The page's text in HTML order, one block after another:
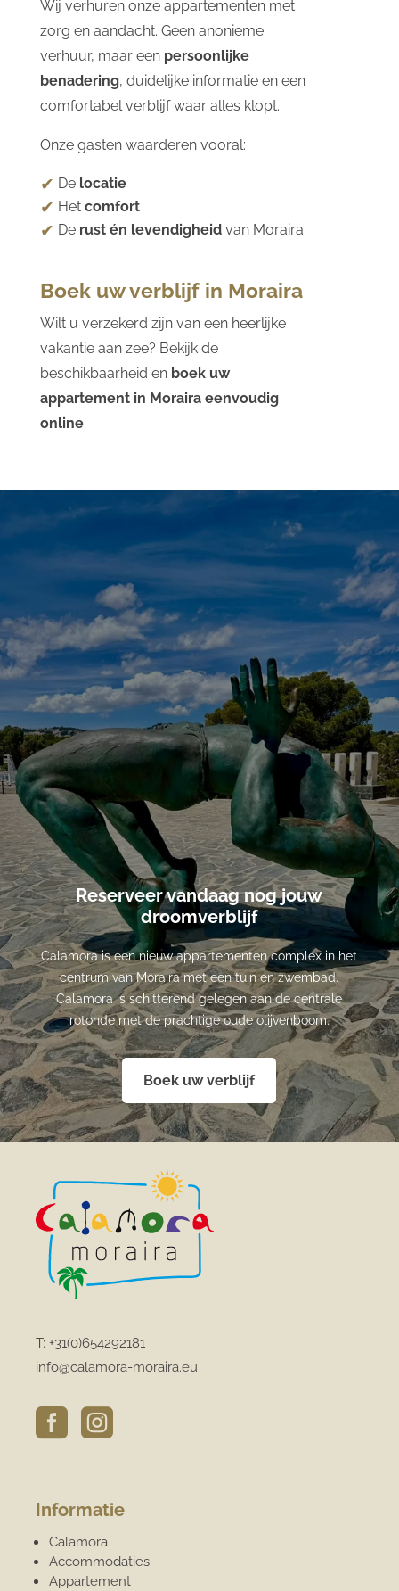
Wij verhuren onze appartementen met
zorg en aandacht. Geen anonieme
verhuur, maar een persoonlijke
benadering, duidelijke informatie en een
comfortabel verblijf waar alles klopt.
Onze gasten waarderen vooral:
De locatie
Het comfort
De rust én levendigheidvan Moraira
Boek uw verblijf in Moraira
Wilt u verzekerd zijn van een heerlijke
vakantie aan zee? Bekijk de
beschikbaarheid en boek uw
appartement in Moraira eenvoudig
online.
Reserveer vandaag nog jouw
droomverblijf
Calamora is een nieuw appartementen complex in het
centrum van Moraira met een tuin en zwembad.
Calamora is schitterend gelegen aan de centrale
rotonde met de prachtige oude olijvenboom.
Boek uw verblijf
T:+31(0)654292181
info@calamora-moraira.eu
 
Informatie
Calamora
Accommodaties
Appartement